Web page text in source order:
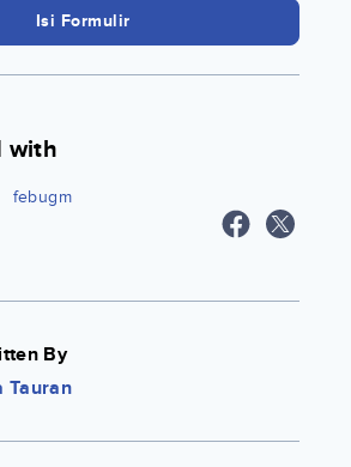
Isi Formulir
with
febugm
By
Tauran